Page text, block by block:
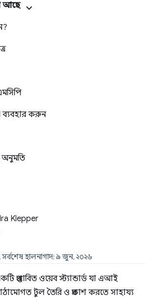
আছে
ব্যবহার করুন
অনুমতি
Klepper
সর্বশেষ হালনাগাদ: ৯ জুন, ২০২৬
প্রস্তাবিত ওয়েব স্ট্যান্ডার্ড যা এআই
টুল তৈরি ও প্রকাশ করতে সাহায্য